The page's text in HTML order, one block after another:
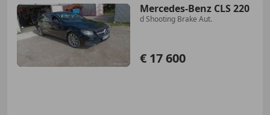
Mercedes-Benz CLS 220
d Shooting Brake Aut.
€ 17 600